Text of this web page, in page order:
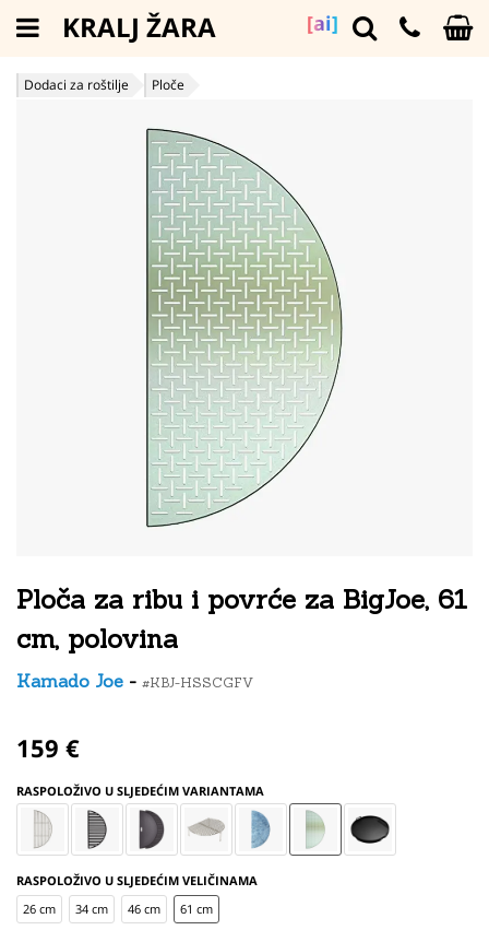
[ai]
KRALJ ŽARA
Dodaci za roštilje Ploče
Ploča za ribu i povrće za BigJoe, 61
cm, polovina
Kamado Joe - #KBJ-HSSCGFV
159 €
RASPOLOŽIVO U SLJEDEĆIM VARIANTAMA
RASPOLOŽIVO U SLJEDEĆIM VELIČINAMA
26 cm
34 cm 46 cm 61 cm